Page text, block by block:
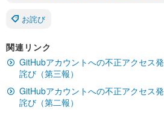
お詫び
関連リンク
GitHubアカウントへの不正アクセス
詫び（第三報）
GitHubアカウントへの不正アクセス
詫び（第二報）